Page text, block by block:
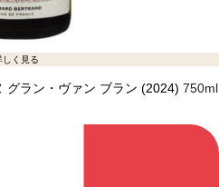
しく見る
グラン・ヴァン ブラン (2024) 750ml